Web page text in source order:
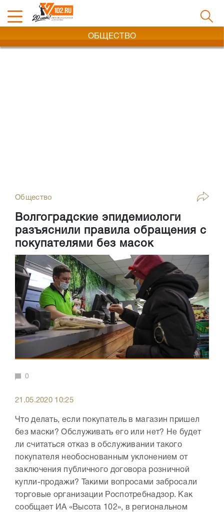
ОБЩЕСТВО
Общество
Волгоградские эпидемиологи
разъяснили правила обращения с
покупателями без масок
0
21.05.2020 10:25
Что делать, если покупатель в магазин пришел
без маски? Обслуживать его или нет? Не будет
ли считаться отказ в обслуживании такого
покупателя необоснованным уклонением от
заключения публичного договора розничной
купли-продажи? Такими вопросами забросали
торговые организации Роспотребнадзор. Как
сообщает ИА «Высота 102», в региональном